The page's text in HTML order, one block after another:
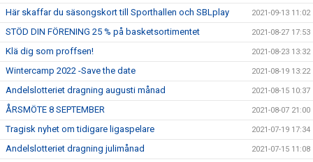
Här skaffar du säsongskort till Sporthallen och SBLplay 2021-09-13 11:02
STÖD DIN FÖRENING 25 % på basketsortimentet 2021-08-27 17:53
Klä dig som proffsen! 2021-08-23 13:32
Wintercamp 2022 -Save the date 2021-08-19 13:22
Andelslotteriet dragning augusti månad 2021-08-15 10:37
ÅRSMÖTE 8 SEPTEMBER 2021-08-07 21:00
Tragisk nyhet om tidigare ligaspelare 2021-07-19 17:34
Andelslotteriet dragning julimånad 2021-07-15 11:08